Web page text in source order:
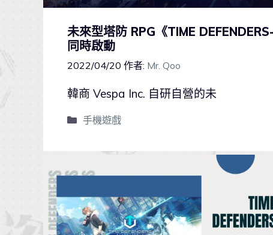
未來型塔防 RPG《TIME
同時啟動
2022/04/20 作者: Mr. Qoo
韓商 Vespa Inc. 自研自營的未
手機遊戲